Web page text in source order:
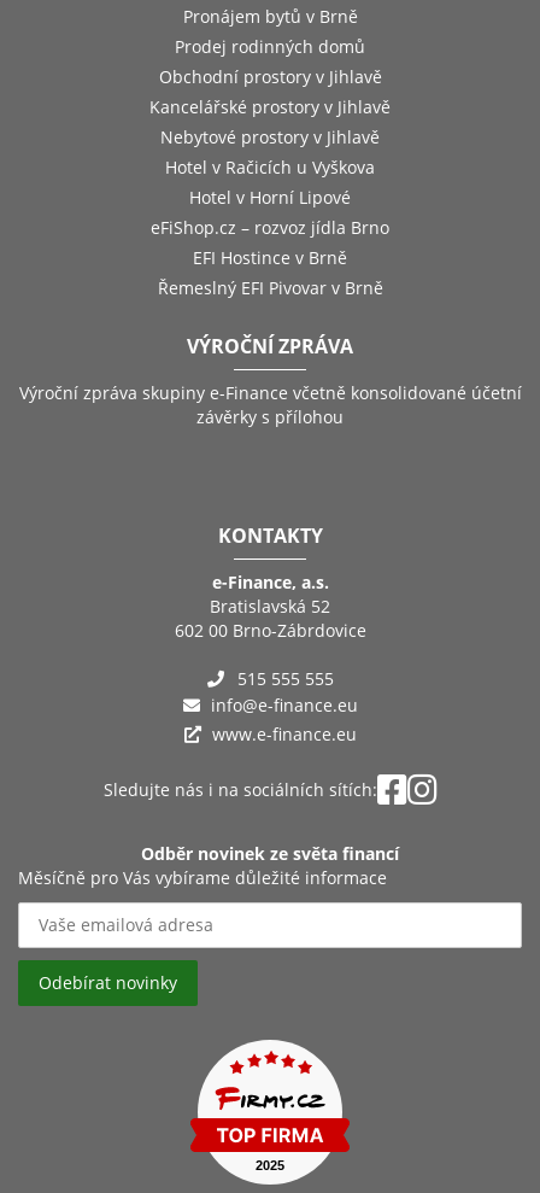
Pronájem bytů v Brně
Prodej rodinných domů
Obchodní prostory v Jihlavě
Kancelářské prostory v Jihlavě
Nebytové prostory v Jihlavě
Hotel v Račicích u Vyškova
Hotel v Horní Lipové
eFiShop.cz – rozvoz jídla Brno
EFI Hostince v Brně
Řemeslný EFI Pivovar v Brně
VÝROČNÍ ZPRÁVA
Výroční zpráva skupiny e-Finance včetně konsolidované účetní
závěrky s přílohou
KONTAKTY
e-Finance, a.s.
Bratislavská 52
602 00 Brno-Zábrdovice
515 555 555
info@e-finance.eu
www.e-finance.eu
Sledujte nás i na sociálních sítích:
Odběr novinek ze světa financí
Měsíčně pro Vás vybírame důležité informace